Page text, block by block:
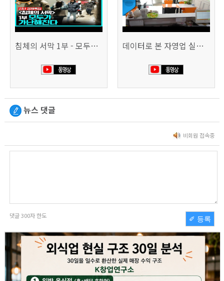
침체의 서막 1부 - 모두가 가난해진다 | 시사직격 신년특집 데이터로 본 자영업 실태 - 매출 '뚝', 장수 업소도 '휘청'
뉴스 댓글
비회원 접속중
댓글300자 한도 ✐ 등록